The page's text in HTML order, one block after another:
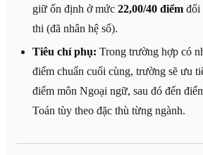
giữ ổn định ở mức 22,00/40 điểmđối
thi (đã nhân hệ số).
Tiêu chí phụ: Trong trường hợp có
điểm chuẩn cuối cùng, trường sẽ ưu
điểm môn Ngoại ngữ, sau đó đến
Toán tùy theo đặc thù từng ngành.